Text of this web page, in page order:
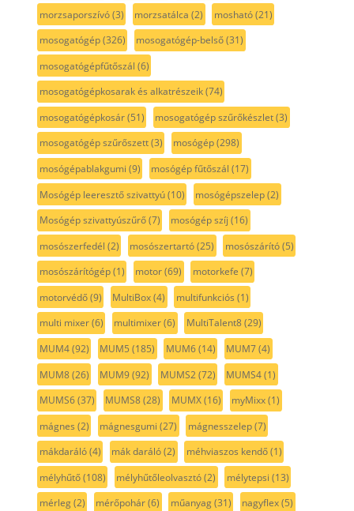
morzsaporszívó(3) morzsatálca (2) mosható(21)
mosogatógép(326) mosogatógép-belső(31)
mosogatógépfűtőszál (6)
mosogatógépkosarak és alkatrészeik(74)
mosogatógépkosár(51) mosogatógép szűrőkészlet(3)
mosogatógép szűrőszett(3) mosógép(298)
mosógépablakgumi (9) mosógép fűtőszál (17)
Mosógép leeresztő szivattyú(10) mosógépszelep(2)
Mosógép szivattyúszűrő(7) mosógép szíj (16)
mosószerfedél (2) mosószertartó(25) mosószárító(5)
mosószárítógép(1) motor(69) motorkefe (7)
motorvédő(9) MultiBox(4) multifunkciós (1)
multi mixer(6) multimixer(6) MultiTalent8(29)
MUM4(92) MUM5 (185) MUM6(14) MUM7(4)
MUM8(26) MUM9(92) MUMS2(72) MUMS4(1)
MUMS6(37) MUMS8(28) MUMX(16) myMixx(1)
mágnes (2) mágnesgumi (27) mágnesszelep(7)
mákdaráló(4) mák daráló(2) méhviaszos kendő(1)
mélyhűtő(108) mélyhűtőleolvasztó(2) mélytepsi (13)
mérleg(2) mérőpohár(6) műanyag(31) nagyflex(5)